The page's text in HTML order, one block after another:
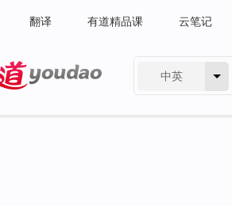
翻译 有道精品课 云笔记
中英